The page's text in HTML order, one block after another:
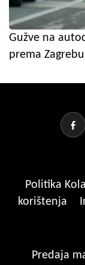
Gužve na
prema
Politika
korištenja
Predaja